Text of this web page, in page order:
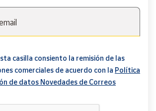
casilla consiento la remisión de las
comerciales de acuerdo con la Política
de datos Novedades de Correos